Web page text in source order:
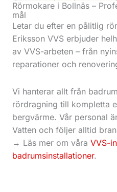
Rörmokare i Bollnäs –
mål
Letar du efter en pålitlig
Eriksson VVS erbjuder
av VVS-arbeten – från
reparationer och
Vi hanterar allt från
rördragning till kompletta
bergvärme. Vår personal
Vatten och följer alltid
→ Läs mer om våra VVS-
badrumsinstallationer.